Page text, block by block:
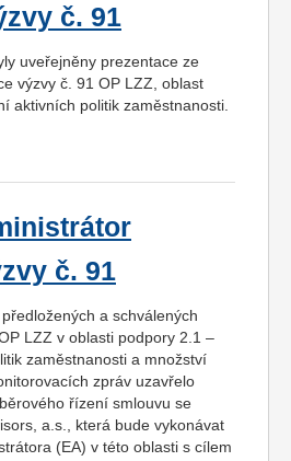
č. 91
uveřejněny prezentace ze
výzvy č. 91 OP LZZ, oblast
aktivních politik zaměstnanosti.
č. 91
a schválených
LZZ v oblasti podpory 2.1 –
zaměstnanosti a množství
zpráv uzavřelo
řízení smlouvu se
a.s., která bude vykonávat
(EA) v této oblasti s cílem